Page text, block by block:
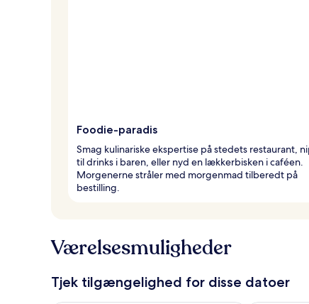
Foodie-paradis
Smag kulinariske ekspertise på stedets restaurant,
til drinks i baren, eller nyd en lækkerbisken i caféen.
Morgenerne stråler med morgenmad tilberedt på
bestilling.
Værelsesmuligheder
Tjek tilgængelighed for disse datoer